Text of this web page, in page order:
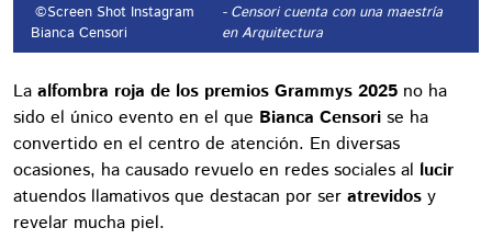
©Screen Shot Instagram
Bianca Censori
- Censori cuenta con una maestría
en Arquitectura
La alfombra roja de los premios Grammys 2025 no ha
sido el único evento en el que Bianca Censori se ha
convertido en el centro de atención. En diversas
ocasiones, ha causado revuelo en redes sociales al lucir
atuendos llamativos que destacan por ser atrevidos y
revelar mucha piel.